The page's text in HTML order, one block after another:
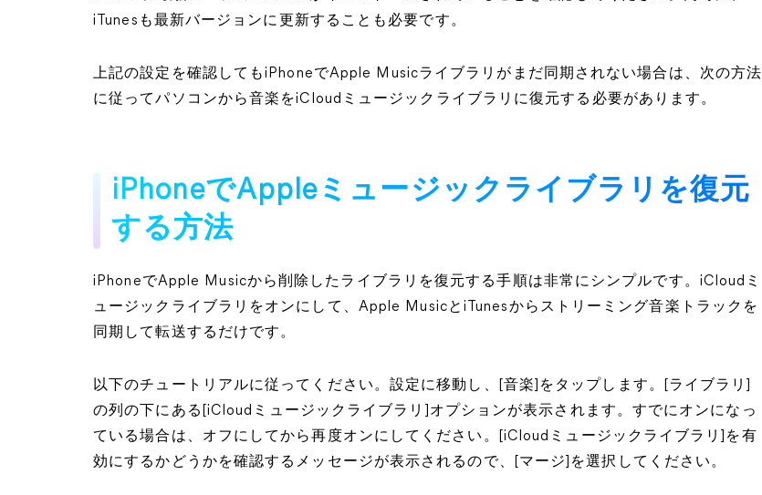
iTunesも最新バージョンに更新することも必要です。
上記の設定を確認してもiPhoneでApple Musicライブラリがまだ同期されない場合は、次の方法
に従ってパソコンから音楽をiCloudミュージックライブラリに復元する必要があります。
iPhoneでAppleミュージックライブラリを復元
する方法
iPhoneでApple Musicから削除したライブラリを復元する手順は非常にシンプルです。iCloudミ
ュージックライブラリをオンにして、Apple MusicとiTunesからストリーミング音楽トラックを
同期して転送するだけです。
以下のチュートリアルに従ってください。設定に移動し、[音楽]をタップします。[ライブラリ]
の列の下にある[iCloudミュージックライブラリ]オプションが表示されます。すでにオンになっ
ている場合は、オフにしてから再度オンにしてください。[iCloudミュージックライブラリ]を有
効にするかどうかを確認するメッセージが表示されるので、[マージ]を選択してください。